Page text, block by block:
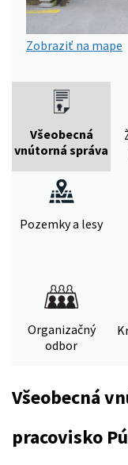
Zobraziť na mape
Všeobecná
vnútorná správa
Pozemky a lesy
Organizačný
odbor
Všeobecná
pracovisko